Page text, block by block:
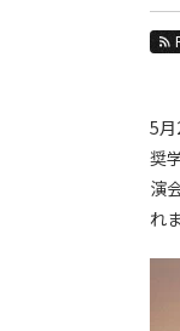
5
奨
演
れ
生命理工学系 News